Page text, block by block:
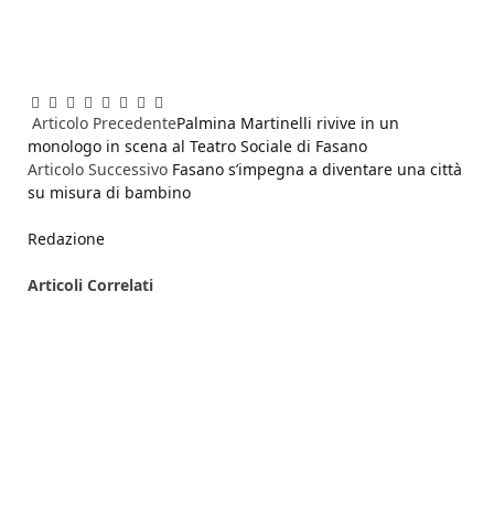
Facebook
Twitter
Pinterest
LinkedIn
Reddit
WhatsApp
Telegram
Email
Articolo PrecedentePalmina Martinelli rivive in un
monologo in scena al Teatro Sociale di Fasano
Articolo Successivo Fasano s’impegna a diventare una città
su misura di bambino
Redazione
Articoli Correlati